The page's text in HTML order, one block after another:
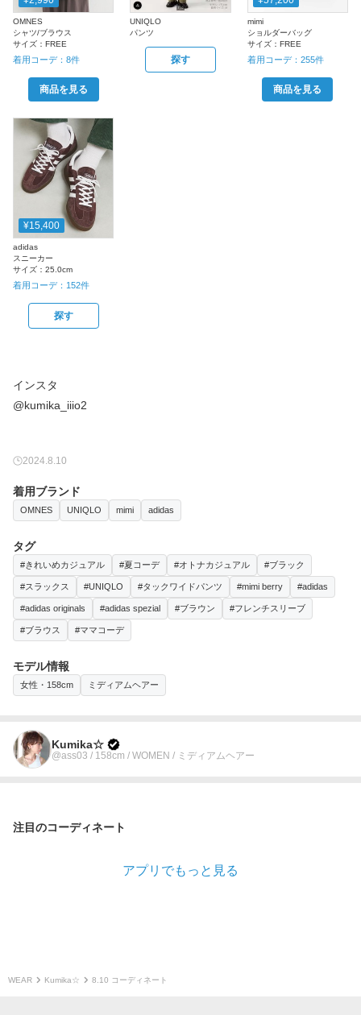
OMNES
シャツ/ブラウス
サイズ： FREE
着用コーデ： 8件
商品を見る
UNIQLO
パンツ
探す
mimi
ショルダーバッグ
サイズ： FREE
着用コーデ： 255件
商品を見る
¥15,400
adidas
スニーカー
サイズ： 25.0cm
着用コーデ： 152件
探す
インスタ
@kumika_iiio2
2024.8.10
着用ブランド
OMNES UNIQLO mimi adidas
タグ
#きれいめカジュアル #夏コーデ #オトナカジュアル #ブラック
#スラックス #UNIQLO #タックワイドパンツ #mimi berry #adidas
#adidas originals #adidas spezial #ブラウン #フレンチスリーブ
#ブラウス #ママコーデ
モデル情報
女性・158cm ミディアムヘアー
Kumika☆
@ass03 / 158cm / WOMEN / ミディアムヘアー
注目のコーディネート
アプリでもっと見る
WEAR Kumika☆ 8.10 コーディネート